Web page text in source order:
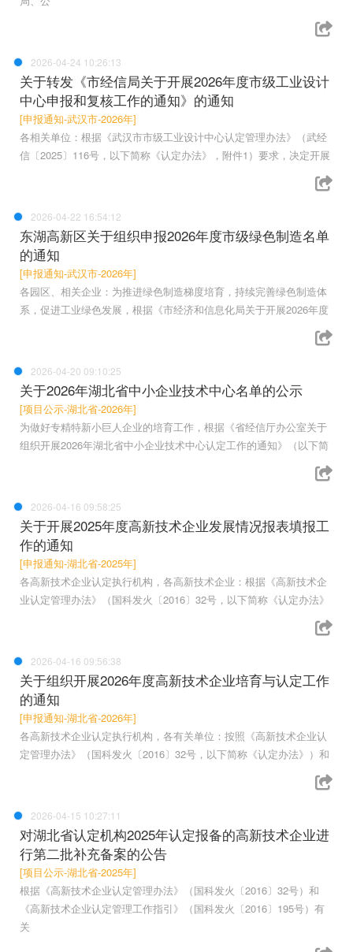
2026-04-24 10:26:13
关于转发《市经信局关于开展2026年度市级工业设计
中心申报和复核工作的通知》的通知
[申报通知-武汉市-2026年]
各相关单位：根据《武汉市市级工业设计中心认定管理办法》（武经
信〔2025〕116号，以下简称《认定办法》，附件1）要求，决定开展
2026-04-22 16:54:12
东湖高新区关于组织申报2026年度市级绿色制造名单
的通知
[申报通知-武汉市-2026年]
各园区、相关企业：为推进绿色制造梯度培育，持续完善绿色制造体
系，促进工业绿色发展，根据《市经济和信息化局关于开展2026年度
2026-04-20 09:10:25
关于2026年湖北省中小企业技术中心名单的公示
[项目公示-湖北省-2026年]
为做好专精特新小巨人企业的培育工作，根据《省经信厅办公室关于
组织开展2026年湖北省中小企业技术中心认定工作的通知》（以下简
2026-04-16 09:58:25
关于开展2025年度高新技术企业发展情况报表填报工
作的通知
[申报通知-湖北省-2025年]
各高新技术企业认定执行机构，各高新技术企业：根据《高新技术企
业认定管理办法》（国科发火〔2016〕32号，以下简称《认定办法》
2026-04-16 09:56:38
关于组织开展2026年度高新技术企业培育与认定工作
的通知
[申报通知-湖北省-2026年]
各高新技术企业认定执行机构，各有关单位：按照《高新技术企业认
定管理办法》（国科发火〔2016〕32号，以下简称《认定办法》）和
2026-04-15 10:27:11
对湖北省认定机构2025年认定报备的高新技术企业进
行第二批补充备案的公告
[项目公示-湖北省-2025年]
根据《高新技术企业认定管理办法》（国科发火〔2016〕32号）和
《高新技术企业认定管理工作指引》（国科发火〔2016〕195号）有
关